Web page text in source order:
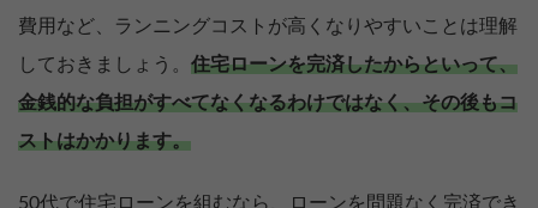
費用など、ランニングコストが高くなりやすいことは理解
しておきましょう。 住宅ローンを完済したからといって、
金銭的な負担がすべてなくなるわけではなく、その後もコ
ストはかかります。
50代で住宅ローンを組むなら、ローンを問題なく完済でき